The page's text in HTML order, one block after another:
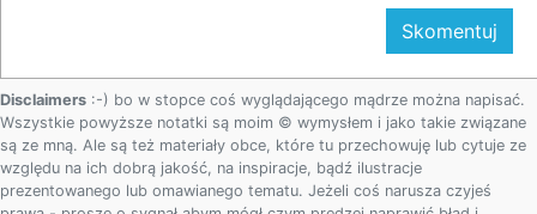
Disclaimers :-) bo w stopce coś wyglądającego mądrze można napisać.
Wszystkie powyższe notatki są moim © wymysłem i jako takie związane
są ze mną. Ale są też materiały obce, które tu przechowuję lub cytuje ze
względu na ich dobrą jakość, na inspiracje, bądź ilustracje
prezentowanego lub omawianego tematu. Jeżeli coś narusza czyjeś